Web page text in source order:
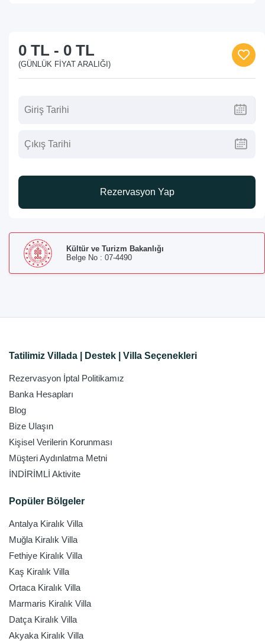
0 TL - 0 TL
(GÜNLÜK FIYAT ARALIĞI)
Rezervasyon Yap
Kültür ve Turizm Bakanlığı
Belge No : 07-4490
Tatilimiz Villada | Destek | Villa Seçenekleri
Rezervasyon İptal Politikamız
Banka Hesapları
Blog
Bize Ulaşın
Kişisel Verilerin Korunması
Müşteri Aydınlatma Metni
İNDİRİMLİ Aktivite
Popüler Bölgeler
Antalya Kiralık Villa
Muğla Kiralık Villa
Fethiye Kiralık Villa
Kaş Kiralık Villa
Ortaca Kiralık Villa
Marmaris Kiralık Villa
Datça Kiralık Villa
Akyaka Kiralık Villa